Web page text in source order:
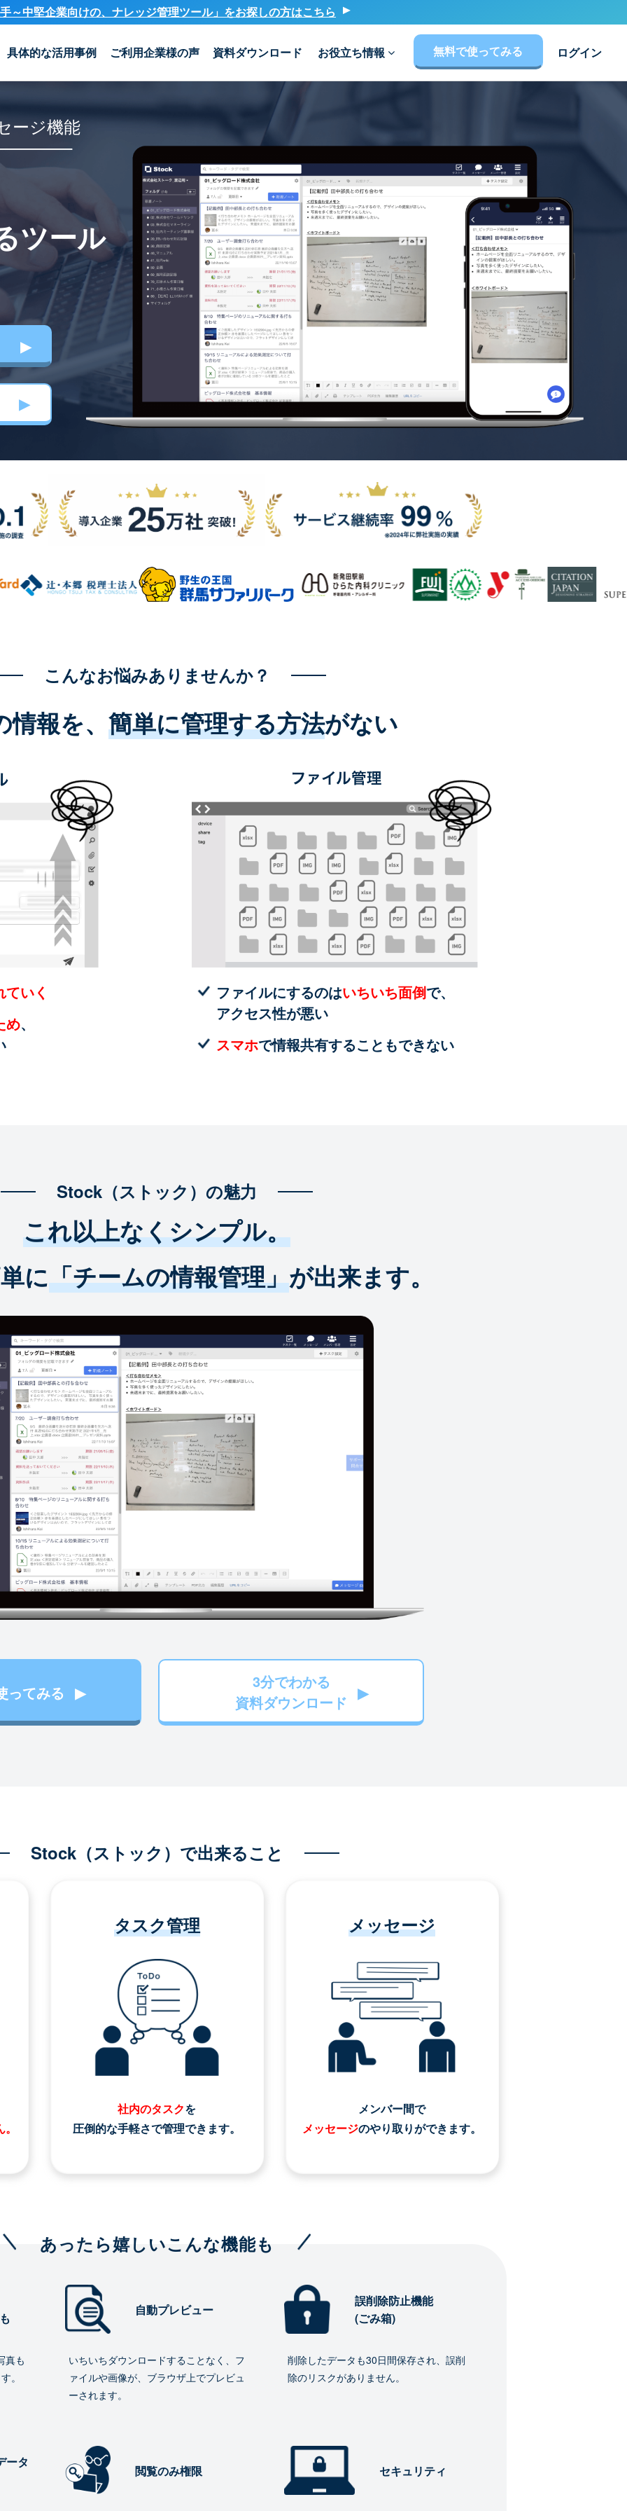
～中堅企業向けの、ナレッジ管理ツール」をお探しの方はこちら
具体的な活用事例 ご利用企業様の声 資料ダウンロード お役立ち情報 無料で使ってみる ログイン
ージ機能
ツール
こんなお悩みありませんか？
報を、 簡単に管理する方法がない
いく
め、
ファイルにするのはいちいち面倒で、
アクセス性が悪い
スマホで情報共有することもできない
Stock（ストック）の魅力
これ以上なくシンプル。
に「チームの情報管理」が出来ます。
ってみる
3分でわかる
資料ダウンロード
Stock（ストック）で出来ること
タスク管理
社内のタスクを
圧倒的な手軽さで管理できます。
メッセージ
メンバー間で
メッセージのやり取りができます。
あったら嬉しいこんな機能も
真も
。
自動プレビュー
いちいちダウンロードすることなく、フ
ァイルや画像が、ブラウザ上でプレビュ
ーされます。
誤削除防止機能
(ごみ箱)
削除したデータも30日間保存され、誤削
除のリスクがありません。
ータ
閲覧のみ権限 セキュリティ